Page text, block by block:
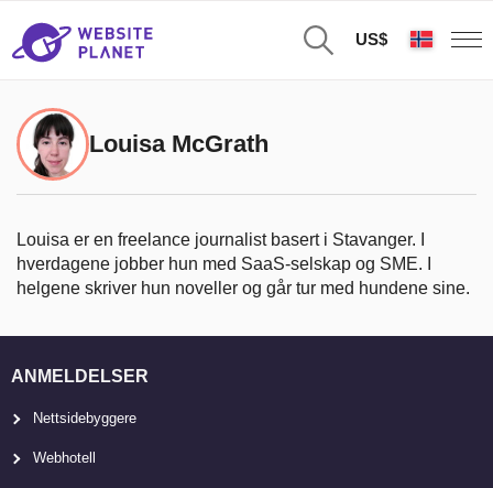
US$
Louisa McGrath
Louisa er en freelance journalist basert i Stavanger. I
hverdagene jobber hun med SaaS-selskap og SME. I
helgene skriver hun noveller og går tur med hundene sine.
ANMELDELSER
Nettsidebyggere
Webhotell